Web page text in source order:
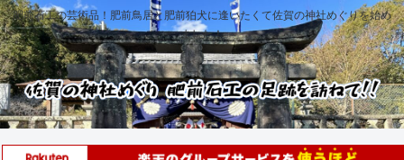
肥前石工の芸術品！肥前鳥居と肥前狛犬に逢いたくて佐賀の神社めぐりを始め
ました！